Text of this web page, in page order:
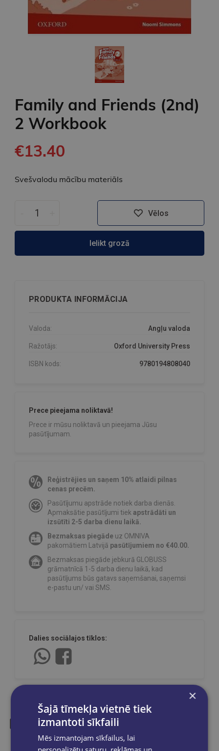
Family and Friends (2nd)
2 Workbook
€13.40
Svešvalodu mācību materiāls
Vēlos
Ielikt grozā
PRODUKTA INFORMĀCIJA
Valoda: Angļu valoda
Ražotājs: Oxford University Press
ISBN kods: 9780194808040
Prece pieejama noliktavā!
Prece ir mūsu noliktavā un pieejama Jūsu
pasūtījumam.
Reģistrējies un saņem 10% atlaidi pilnas
cenas precēm.
Pasūtījumu apstrāde notiek darba dienās.
Apmaksātie pasūtījumi tiekapstrādāti un
izsūtīti 2-5 darba dienu laikā.
Bezmaksas piegāde uz OMNIVA
pakomātiem Latvijā pasūtījumiem no €40.00.
Bezmaksas piegāde jebkurā GLOBUSS
grāmatnīcā 1-5 darba dienu laikā, kad
pasūtījums būs gatavs saņemšanai, saņemsi
e-pastu un/ vai SMS.
Dalies sociālajos tīklos:
Līdzīgas preces
×
Šajā tīmekļa vietnē tiek
izmantoti sīkfaili
Mēs izmantojam sīkfailus, lai